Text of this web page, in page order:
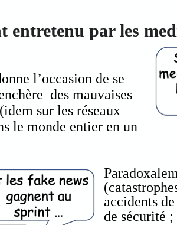
l’occasion de se
des mauvaises
sur les réseaux
le monde entier en un
accidents
de sécurité ;
entretenu par les